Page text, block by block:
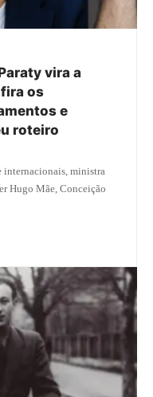
vira a
os
e
roteiro
internacionais, ministra
Hugo Mãe, Conceição